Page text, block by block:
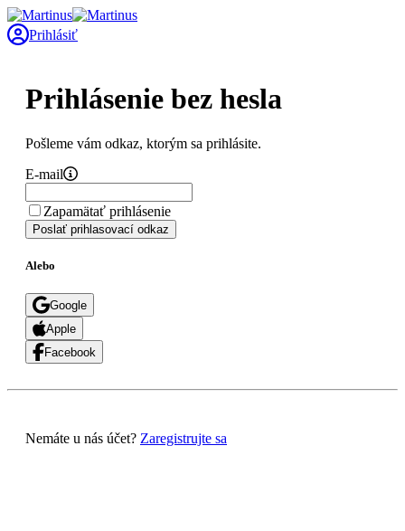
Prihlásiť
Prihlásenie bez hesla
Pošleme vám odkaz, ktorým sa prihlásite.
E-mail
Zapamätať prihlásenie
Poslať prihlasovací odkaz
Alebo
Google
Apple
Facebook
Nemáte u nás účet? Zaregistrujte sa